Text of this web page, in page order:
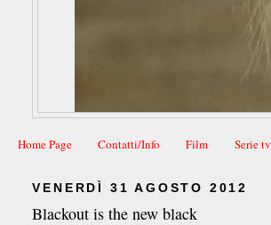
Home Page Contatti/Info Film Serie tv
VENERDÌ 31 AGOSTO 2012
Blackout is the new black